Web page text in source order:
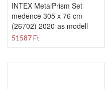
INTEX MetalPrism Set
medence 305 x 76 cm
(26702) 2020-as modell
51587 Ft